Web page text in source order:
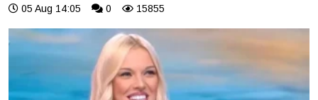
05 Aug 14:05 0 15855